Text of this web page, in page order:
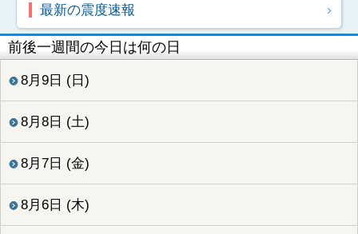
最新の震度速報
前後一週間の今日は何の日
8月9日 (日)
8月8日 (土)
8月7日 (金)
8月6日 (木)